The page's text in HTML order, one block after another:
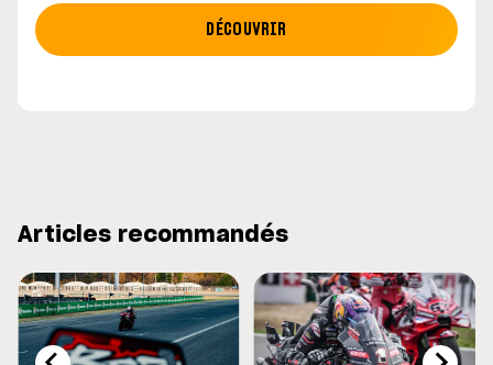
DÉCOUVRIR
Articles recommandés